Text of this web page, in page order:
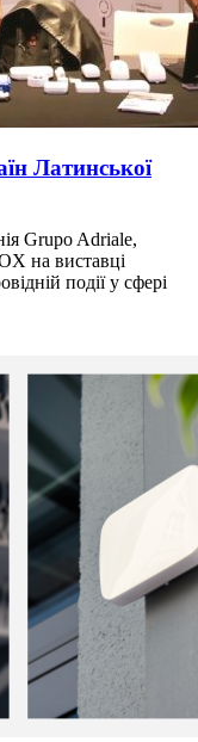
Латинської
Grupo Adriale,
на виставці
події у сфері